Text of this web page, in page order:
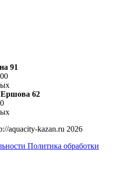
91
Ершова 62
aquacity-kazan.ru 2026
Политика обработки